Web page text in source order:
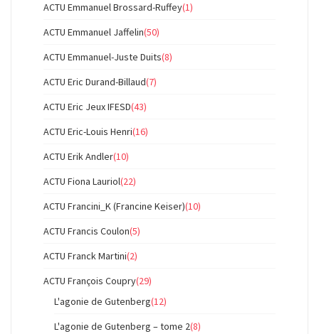
ACTU Emmanuel Brossard-Ruffey(1)
ACTU Emmanuel Jaffelin(50)
ACTU Emmanuel-Juste Duits(8)
ACTU Eric Durand-Billaud(7)
ACTU Eric Jeux IFESD(43)
ACTU Eric-Louis Henri(16)
ACTU Erik Andler(10)
ACTU Fiona Lauriol(22)
ACTU Francini_K (Francine Keiser)(10)
ACTU Francis Coulon(5)
ACTU Franck Martini(2)
ACTU François Coupry(29)
L'agonie de Gutenberg(12)
L'agonie de Gutenberg – tome 2(8)